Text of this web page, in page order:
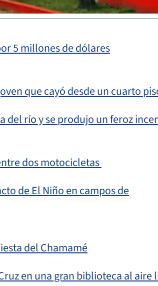
5 millones de dólares
que cayó desde un cuarto
del río y se produjo un feroz
dos motocicletas
de El Niño en campos de
del Chamamé
en una gran biblioteca al aire